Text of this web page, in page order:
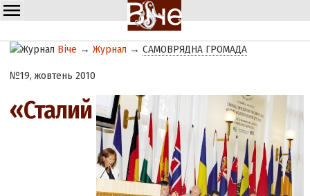
Віче →Журнал →САМОВРЯДНА ГРОМАДА
№19, жовтень 2010
«Сталий